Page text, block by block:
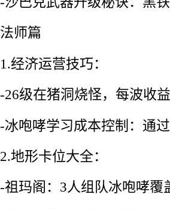
法师篇
1.经济运营技巧：
-26级在猪洞烧怪，每波收
-冰咆哮学习成本控制：通
2.地形卡位大全：
-祖玛阁：3人组队冰咆哮覆